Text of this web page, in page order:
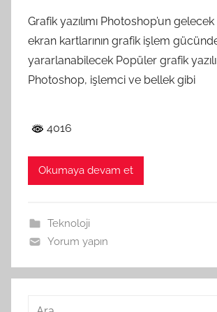
Grafik yazılımı Photoshop’un
ekran kartlarının grafik işlem
yararlanabilecek Popüler grafik
Photoshop, işlemci ve bellek gibi
4016
Okumaya devam et
Teknoloji
Yorum yapın
Arama: